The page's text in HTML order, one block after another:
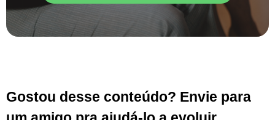
Gostou desse conteúdo? Envie para